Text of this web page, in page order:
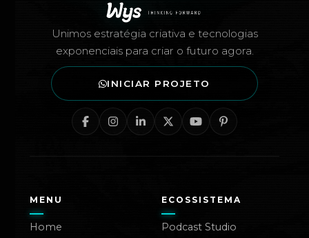
Unimos estratégia criativa e tecnologias
exponenciais para criar o futuro agora.
INICIAR PROJETO
MENU
Home
ECOSSISTEMA
Podcast Studio